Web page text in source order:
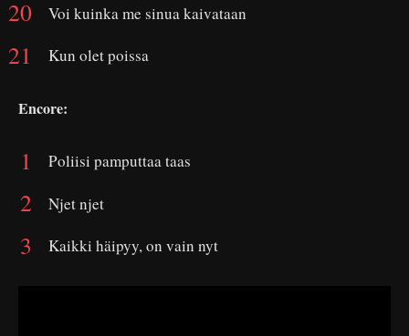
Voi kuinka me sinua kaivataan
Kun olet poissa
Encore:
Poliisi pamputtaa taas
Njet njet
Kaikki häipyy, on vain nyt